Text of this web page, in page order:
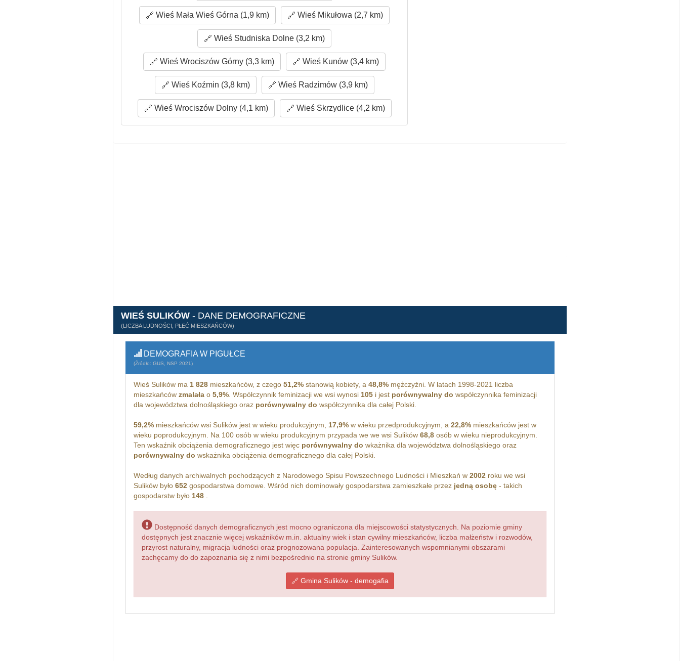
Wieś Mała Wieś Górna (1,9 km) Wieś Mikułowa (2,7 km)
Wieś Studniska Dolne (3,2 km)
Wieś Wrociszów Górny (3,3 km) Wieś Kunów (3,4 km)
Wieś Koźmin (3,8 km) Wieś Radzimów (3,9 km)
Wieś Wrociszów Dolny (4,1 km) Wieś Skrzydlice (4,2 km)
WIEŚ SULIKÓW - DANE DEMOGRAFICZNE
(LICZBA LUDNOŚCI, PŁEĆ MIESZKAŃCÓW)
DEMOGRAFIA W PIGUŁCE
(Źródło: GUS, NSP 2021)
Wieś Sulików ma 1 828mieszkańców, z czego 51,2%stanowią kobiety, a 48,8%mężczyźni. W latach 1998-2021 liczba
mieszkańców zmalałao 5,9%. Współczynnik feminizacji we wsi wynosi 105i jest porównywalny do współczynnika feminizacji
dla województwa dolnośląskiego oraz porównywalny do współczynnika dla całej Polski.
59,2%mieszkańców wsi Sulików jest w wieku produkcyjnym, 17,9%w wieku przedprodukcyjnym, a 22,8%mieszkańców jest w
wieku poprodukcyjnym. Na 100 osób w wieku produkcyjnym przypada we we wsi Sulików 68,8osób w wieku nieprodukcyjnym.
Ten wskaźnik obciążenia demograficznego jest więc porównywalny do wkażnika dla województwa dolnośląskiego oraz
porównywalny do wskażnika obciążenia demograficznego dla całej Polski.
Według danych archiwalnych pochodzących z Narodowego Spisu Powszechnego Ludności i Mieszkań w 2002roku we wsi
Sulików było 652gospodarstwa domowe. Wśród nich dominowały gospodarstwa zamieszkałe przez jedną osobę- takich
gospodarstw było 148.
Dostępność danych demograficznych jest mocno ograniczona dla miejscowości statystycznych. Na poziomie gminy
dostępnych jest znacznie więcej wskaźników m.in. aktualny wiek i stan cywilny mieszkańców, liczba małżeństw i rozwodów,
przyrost naturalny, migracja ludności oraz prognozowana populacja. Zainteresowanych wspomnianymi obszarami
zachęcamy do do zapoznania się z nimi bezpośrednio na stronie gminy Sulików.
Gmina Sulików - demogafia